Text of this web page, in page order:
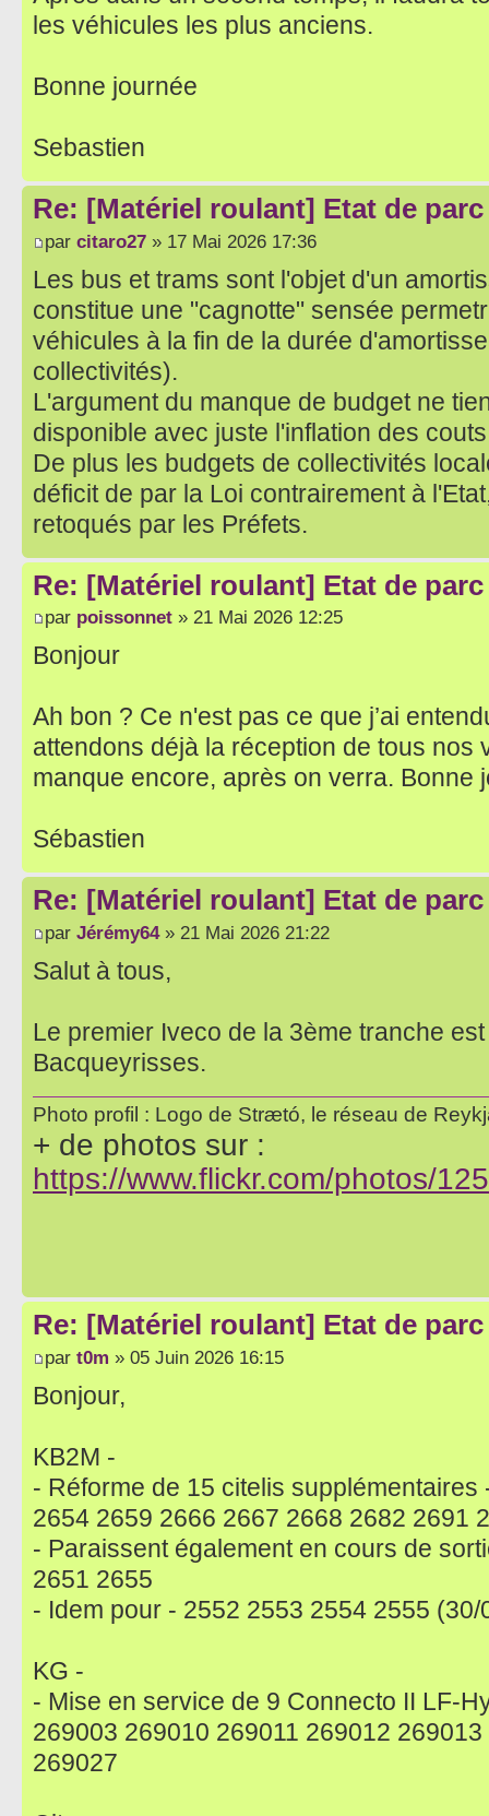
les véhicules les plus anciens.
Bonne journée
Sebastien
Re: [Matériel roulant] Etat de
par citaro27 » 17 Mai 2026 17:36
Les bus et trams sont l'objet d'un
constitue une "cagnotte" sensée
véhicules à la fin de la durée
collectivités).
L'argument du manque de budget ne
disponible avec juste l'inflation des
De plus les budgets de collectivités
déficit de par la Loi contrairement à
retoqués par les Préfets.
Re: [Matériel roulant] Etat de
par poissonnet » 21 Mai 2026 12:25
Bonjour
Ah bon ? Ce n'est pas ce que j’ai
attendons déjà la réception de tous nos
manque encore, après on verra. Bonne
Sébastien
Re: [Matériel roulant] Etat de
par Jérémy64» 21 Mai 2026 21:22
Salut à tous,
Le premier Iveco de la 3ème tranche
Bacqueyrisses.
Photo profil : Logo de Strætó, le réseau de
+ de photos sur :
https://www.flickr.com/photos/
Re: [Matériel roulant] Etat de
par t0m » 05 Juin 2026 16:15
Bonjour,
KB2M -
- Réforme de 15 citelis
2654 2659 2666 2667 2668 2682 2691
- Paraissent également en cours de
2651 2655
- Idem pour - 2552 2553 2554 2555
KG -
- Mise en service de 9 Connecto II LF-
269003 269010 269011 269012
269027